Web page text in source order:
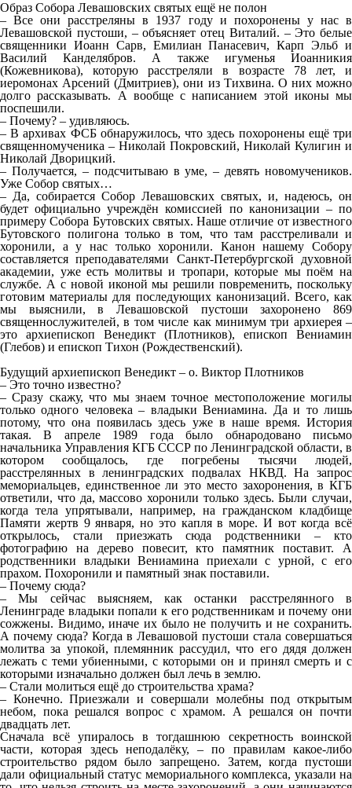
Образ Собора Левашовских святых ещё не полон
– Все они расстреляны в 1937 году и похоронены у нас в
Левашовской пустоши, – объясняет отец Виталий. – Это белые
священники Иоанн Сарв, Емилиан Панасевич, Карп Эльб и
Василий Канделябров. А также игуменья Иоанникия
(Кожевникова), которую расстреляли в возрасте 78 лет, и
иеромонах Арсений (Дмитриев), они из Тихвина. О них можно
долго рассказывать. А вообще с написанием этой иконы мы
поспешили.
– Почему? – удивляюсь.
– В архивах ФСБ обнаружилось, что здесь похоронены ещё три
священномученика – Николай Покровский, Николай Кулигин и
Николай Дворицкий.
– Получается, – подсчитываю в уме, – девять новомучеников.
Уже Собор святых…
– Да, собирается Собор Левашовских святых, и, надеюсь, он
будет официально учреждён комиссией по канонизации – по
примеру Собора Бутовских святых. Наше отличие от известного
Бутовского полигона только в том, что там расстреливали и
хоронили, а у нас только хоронили. Канон нашему Собору
составляется преподавателями Санкт-Петербургской духовной
академии, уже есть молитвы и тропари, которые мы поём на
службе. А с новой иконой мы решили повременить, поскольку
готовим материалы для последующих канонизаций. Всего, как
мы выяснили, в Левашовской пустоши захоронено 869
священнослужителей, в том числе как минимум три архиерея –
это архиепископ Венедикт (Плотников), епископ Вениамин
(Глебов) и епископ Тихон (Рождественский).
Будущий архиепископ Венедикт – о. Виктор Плотников
– Это точно известно?
– Сразу скажу, что мы знаем точное местоположение могилы
только одного человека – владыки Вениамина. Да и то лишь
потому, что она появилась здесь уже в наше время. История
такая. В апреле 1989 года было обнародовано письмо
начальника Управления КГБ СССР по Ленинградской области, в
котором сообщалось, где погребены тысячи людей,
расстрелянных в ленинградских подвалах НКВД. На запрос
мемориальцев, единственное ли это место захоронения, в КГБ
ответили, что да, массово хоронили только здесь. Были случаи,
когда тела упрятывали, например, на гражданском кладбище
Памяти жертв 9 января, но это капля в море. И вот когда всё
открылось, стали приезжать сюда родственники – кто
фотографию на дерево повесит, кто памятник поставит. А
родственники владыки Вениамина приехали с урной, с его
прахом. Похоронили и памятный знак поставили.
– Почему сюда?
– Мы сейчас выясняем, как останки расстрелянного в
Ленинграде владыки попали к его родственникам и почему они
сожжены. Видимо, иначе их было не получить и не сохранить.
А почему сюда? Когда в Левашовой пустоши стала совершаться
молитва за упокой, племянник рассудил, что его дядя должен
лежать с теми убиенными, с которыми он и принял смерть и с
которыми изначально должен был лечь в землю.
– Стали молиться ещё до строительства храма?
– Конечно. Приезжали и совершали молебны под открытым
небом, пока решался вопрос с храмом. А решался он почти
двадцать лет.
Сначала всё упиралось в тогдашнюю секретность воинской
части, которая здесь неподалёку, – по правилам какое-либо
строительство рядом было запрещено. Затем, когда пустоши
дали официальный статус мемориального комплекса, указали на